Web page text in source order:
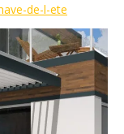
de-l-ete